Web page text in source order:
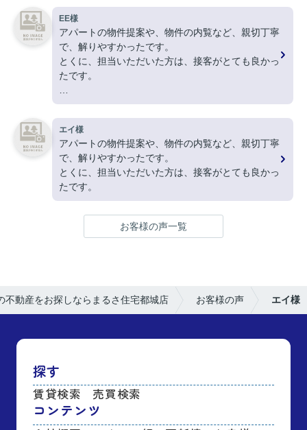
EE様
アパートの物件提案や、物件の内覧など、親切丁寧
で、解りやすかったです。
とくに、担当いただいた方は、接客がとても良かっ
たです。
ありがとうございました。
エイ様
アパートの物件提案や、物件の内覧など、親切丁寧
で、解りやすかったです。
とくに、担当いただいた方は、接客がとても良かっ
たです。
お客様の声一覧
不動産をお探しならまるさ住宅都城店 お客様の声 エイ様
探す
賃貸検索 売買検索
コンテンツ